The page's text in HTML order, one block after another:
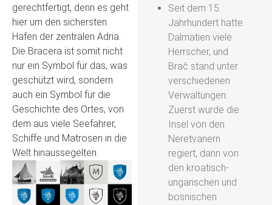
gerechtfertigt, denn es geht
hier um den sichersten
Hafen der zentralen Adria.
Die Bracera ist somit nicht
nur ein Symbol für das, was
geschützt wird, sondern
auch ein Symbol für die
Geschichte des Ortes, von
dem aus viele Seefahrer,
Schiffe und Matrosen in die
Welt hinaussegelten.
Seit dem 15.
Jahrhundert hatte
Dalmatien viele
Herrscher, und
Brač stand unter
verschiedenen
Verwaltungen.
Zuerst wurde die
Insel von den
Neretvanern
regiert, dann von
den kroatisch-
ungarischen und
bosnischen